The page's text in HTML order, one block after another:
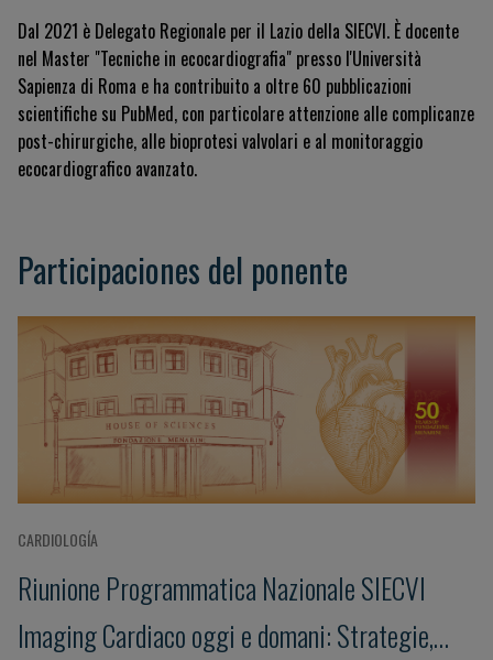
Dal 2021 è Delegato Regionale per il Lazio della SIECVI. È docente
nel Master "Tecniche in ecocardiografia" presso l'Università
Sapienza di Roma e ha contribuito a oltre 60 pubblicazioni
scientifiche su PubMed, con particolare attenzione alle complicanze
post-chirurgiche, alle bioprotesi valvolari e al monitoraggio
ecocardiografico avanzato.
Participaciones del ponente
CARDIOLOGÍA
Riunione Programmatica Nazionale SIECVI
Imaging Cardiaco oggi e domani: Strategie,